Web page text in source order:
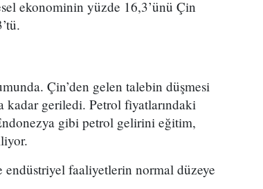
ekonominin yüzde 16,3’ünü Çin
Çin’den gelen talebin düşmesi
geriledi. Petrol fiyatlarındaki
gibi petrol gelirini eğitim,
endüstriyel faaliyetlerin normal düzeye